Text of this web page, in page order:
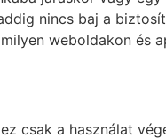
nincs baj a
weboldakon és
csak a használat